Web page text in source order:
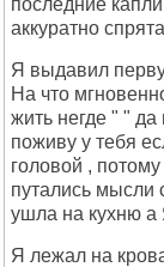
последние
аккуратно
Я выдавил
На что
жить негде " " да
поживу у тебя
головой ,
путались мысли
ушла на кухню
Я лежал на